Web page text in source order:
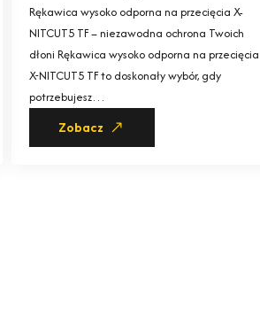
Rękawica wysoko odporna na przecięcia X-
NITCUT5 TF – niezawodna ochrona Twoich
dłoni Rękawica wysoko odporna na przecięcia
X-NITCUT5 TF to doskonały wybór, gdy
potrzebujesz…
Zobacz